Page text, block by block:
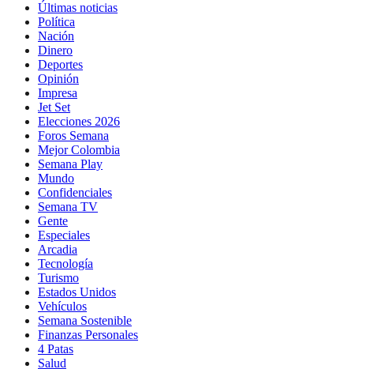
Últimas noticias
Política
Nación
Dinero
Deportes
Opinión
Impresa
Jet Set
Elecciones 2026
Foros Semana
Mejor Colombia
Semana Play
Mundo
Confidenciales
Semana TV
Gente
Especiales
Arcadia
Tecnología
Turismo
Estados Unidos
Vehículos
Semana Sostenible
Finanzas Personales
4 Patas
Salud